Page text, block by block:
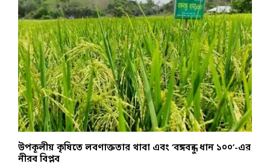
উপকূলীয় কৃষিতে লবণাক্ততার থাবা এবং ‘বঙ্গবন্ধু ধান ১০০’-এর
নীরব বিপ্লব